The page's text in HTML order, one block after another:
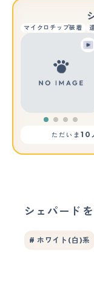
マイクロチップ装着
ただいま10
シェパード
# ホワイト(白)系